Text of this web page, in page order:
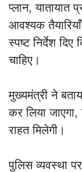
प्लान, यातायात
आवश्यक
स्पष्ट निर्देश दिए
चाहिए।
मुख्यमंत्री ने
कर लिया
राहत मिलेगी।
पुलिस व्यवस्था